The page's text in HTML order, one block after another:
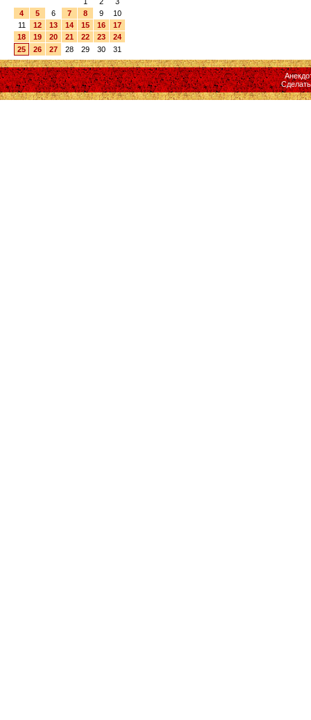
4
5 6 7 8 9
10
11
12 13 14 15 16
17
18
19 20 21 22 23
24
25
26 27 28 29 30 31